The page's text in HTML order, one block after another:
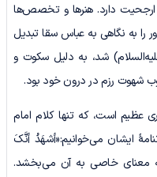
ارجحیت دارد. هنرها و تخصص‌ها
را به نگاهی به عباس سقا تبدیل
شد، به دلیل سکوت و
شهوت رزم در درون خود بود.
است، که تنها کلام امام
ایشان می‌خوانیم:«أشهَدُ أنَّکَ
معنای خاصی به آن می‌بخشد.